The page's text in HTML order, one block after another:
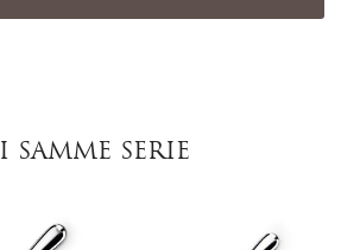
I SAMME SERIE